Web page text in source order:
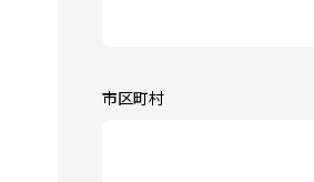
市区町村